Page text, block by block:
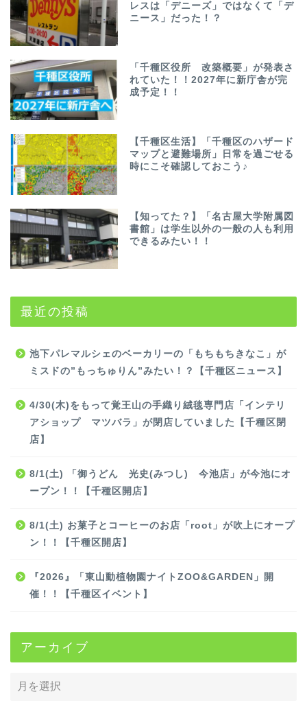
レスは「デニーズ」ではなくて「デ
ニース」だった！？
「千種区役所 改築概要」が発表さ
れていた！！2027年に新庁舎が完
成予定！！
【千種区生活】「千種区のハザード
マップと避難場所」日常を過ごせる
時にこそ確認しておこう♪
【知ってた？】「名古屋大学附属図
書館」は学生以外の一般の人も利用
できるみたい！！
最近の投稿
池下パレマルシェのベーカリーの「もちもちきなこ」が
ミスドの”もっちゅりん”みたい！？【千種区ニュース】
4/30(木)をもって覚王山の手織り絨毯専門店「インテリ
アショップ マツバラ」が閉店していました【千種区閉
店】
8/1(土) 「御うどん 光史(みつし) 今池店」が今池にオ
ープン！！【千種区開店】
8/1(土) お菓子とコーヒーのお店「root」が吹上にオープ
ン！！【千種区開店】
『2026』「東山動植物園ナイトZOO&GARDEN」開
催！！【千種区イベント】
アーカイブ